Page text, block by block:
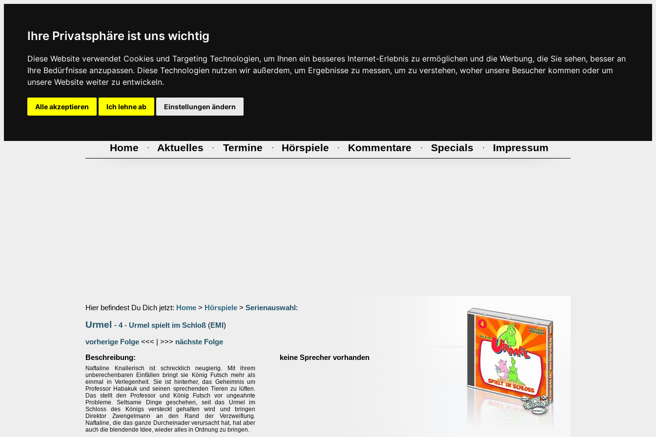
Ihre Privatsphäre ist uns wichtig
Diese Website verwendet Cookies und Targeting Technologien, um Ihnen ein besseres Internet-Erlebnis zu ermöglichen und die Werbung, die Sie sehen, besser an
Ihre Bedürfnisse anzupassen. Diese Technologien nutzen wir außerdem, um Ergebnisse zu messen, um zu verstehen, woher unsere Besucher kommen oder um
unsere Website weiter zu entwickeln.
Alle akzeptieren Ich lehne ab Einstellungen ändern
Home · Aktuelles · Termine · Hörspiele · Kommentare · Specials · Impressum
Hier befindest Du Dich jetzt: Home > Hörspiele > Serienauswahl :
Urmel - 4- Urmel spielt im Schloß (EMI )
vorherige Folge <<< | >>> nächste Folge
Beschreibung:
Naftaline Knallerisch ist schrecklich neugierig. Mit ihrem
unberechenbaren Einfällen bringt sie König Futsch mehr als
einmal in Verlegenheit. Sie ist hinterher, das Geheimnis um
Professor Habakuk und seinen sprechenden Tieren zu lüften.
Das stellt den Professor und König Futsch vor ungeahnte
Probleme. Seltsame Dinge geschehen, seit das Urmel im
Schloss des Königs versteckt gehalten wird und bringen
Direktor Zwengelmann an den Rand der Verzweiflung.
Naftaline, die das ganze Durcheinader verursacht hat, hat aber
auch die blendende Idee, wieder alles in Ordnung zu bringen.
keine Sprecher vorhanden